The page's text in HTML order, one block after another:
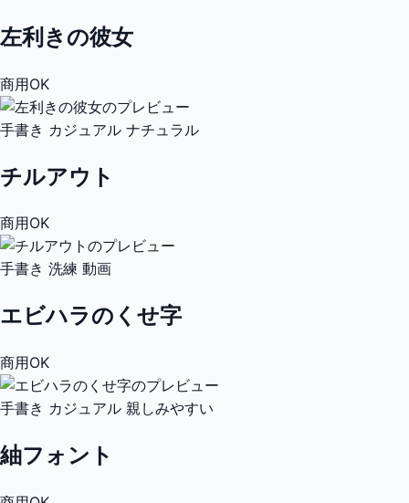
左利きの彼女
商用OK
手書き カジュアル ナチュラル
チルアウト
商用OK
手書き 洗練 動画
エビハラのくせ字
商用OK
手書き カジュアル 親しみやすい
紬フォント